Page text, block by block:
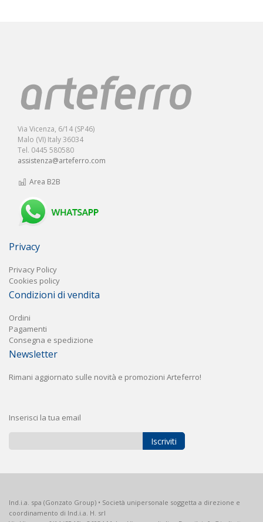
Via Vicenza, 6/14 (SP46)
Malo (VI) Italy 36034
Tel. 0445 580580
assistenza@arteferro.com
Area B2B
Privacy
Privacy Policy
Cookies policy
Condizioni di vendita
Ordini
Pagamenti
Consegna e spedizione
Newsletter
Rimani aggiornato sulle novità e promozioni Arteferro!
Inserisci la tua email
Newsletter:
Iscriviti
Ind.i.a. spa (Gonzato Group) • Società unipersonale soggetta a direzione e
coordinamento di Ind.i.a. H. srl